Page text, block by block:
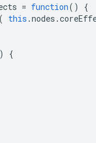
= function()
{
( this .nodes .
)
{